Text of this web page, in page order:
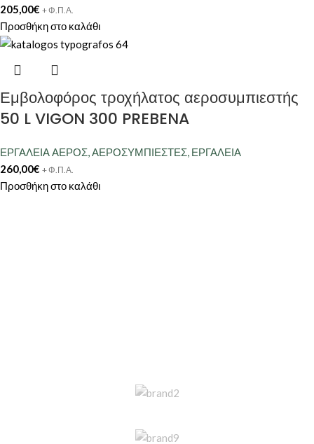
205,00€ + Φ.Π.Α.
Προσθήκη στο καλάθι
Εμβολοφόρος τροχήλατος αεροσυμπιεστής
50 L VIGON 300 PREBENA
ΕΡΓΑΛΕΙΑ ΑΕΡΟΣ,ΑΕΡΟΣΥΜΠΙΕΣΤΕΣ, ΕΡΓΑΛΕΙΑ
260,00€ + Φ.Π.Α.
Προσθήκη στο καλάθι